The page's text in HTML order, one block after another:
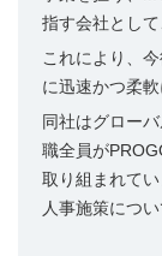
指す会社とし
これにより、
に迅速かつ柔
同社はグロー
職全員が
取り組まれて
人事施策につ